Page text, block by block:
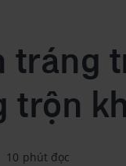
tráng
trộn
10 phút đọc